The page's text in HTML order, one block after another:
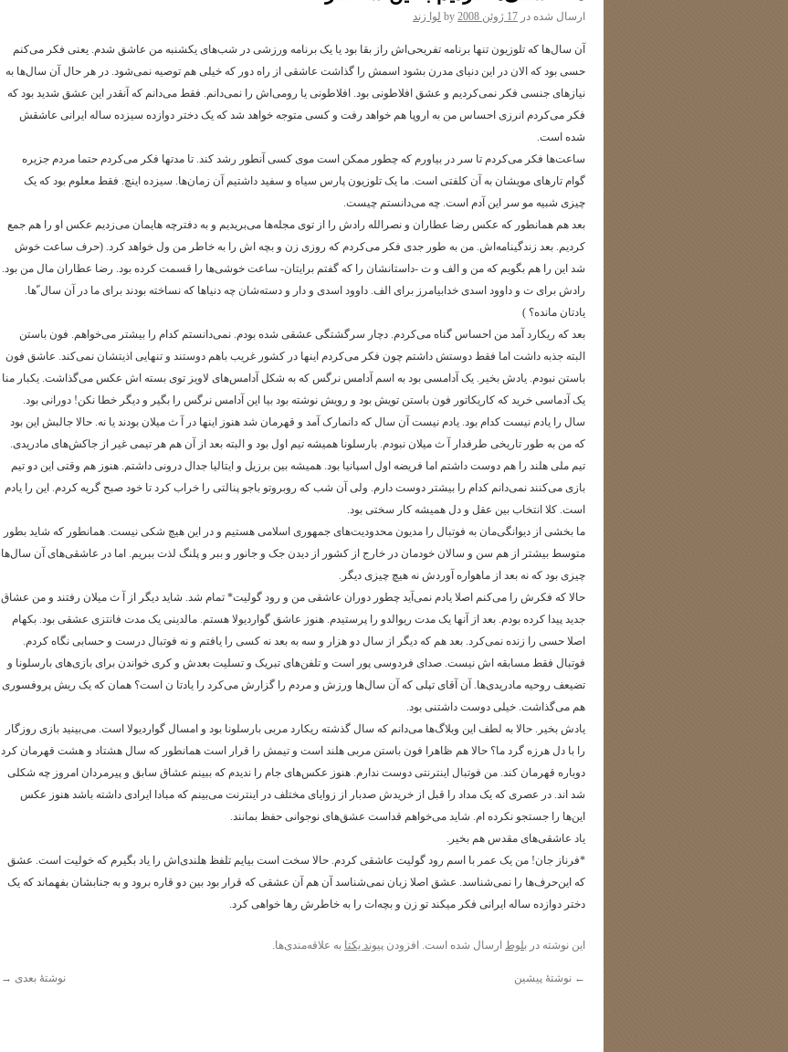
ارسال شده در 17 ژوئن 2008 by لوا زند
آن سال‌ها که تلوزیون تنها برنامه تفریحی‌اش راز بقا بود یا یک برنامه ورزشی در شب‌های یکشنبه من عاشق شدم. یعنی فکر می‌کنم
حسی بود که الان در این دنیای مدرن بشود اسمش را گذاشت عاشقی از راه دور که خیلی هم توصیه نمی‌شود. در هر حال آن سال‌ها به
نیازهای جنسی فکر نمی‌کردیم و عشق افلاطونی بود. افلاطونی یا رومی‌اش را نمی‌دانم. فقط می‌دانم که آنقدر این عشق شدید بود که
فکر می‌کردم انرزی احساس من به اروپا هم خواهد رفت و کسی متوجه خواهد شد که یک دختر دوازده سیزده ساله ایرانی عاشقش
شده است.
ساعت‌ها فکر می‌کردم تا سر در بیاورم که چطور ممکن است موی کسی آنطور رشد کند. تا مدتها فکر می‌کردم حتما مردم جزیره
گوام تارهای مویشان به آن کلفتی است. ما یک تلوزیون پارس سیاه و سفید داشتیم آن زمان‌ها. سیزده اینچ. فقط معلوم بود که یک
چیزی شبیه مو سر این آدم است. چه می‌دانستم چیست.
بعد هم همانطور که عکس رضا عطاران و نصرالله رادش را از توی مجله‌ها می‌بریدیم و به دفترچه هایمان می‌زدیم عکس او را هم جمع
کردیم. بعد زندگینامه‌اش. من به طور جدی فکر می‌کردم که روزی زن و بچه اش را به خاطر من ول خواهد کرد. (‌حرف ساعت خوش
شد این را هم بگویم که من و الف و ت -داستانشان را که گفتم برایتان- ساعت خوشی‌ها را قسمت کرده بود. رضا عطاران مال من بود.
رادش برای ت و داوود اسدی خدابیامرز برای الف. داوود اسدی و دار و دسته‌شان چه دنیاها که نساخته بودند برای ما در آن سال‌ ّها.
یادتان مانده؟ )
بعد که ریکارد آمد من احساس گناه می‌کردم. دچار سرگشتگی عشقی شده بودم. نمی‌دانستم کدام را بیشتر می‌خواهم. فون باستن
البته جذبه داشت اما فقط دوستش داشتم چون فکر می‌کردم اینها در کشور غریب باهم دوستند و تنهایی اذیتشان نمی‌کند. عاشق فون
باستن نبودم. یادش بخیر. یک آدامسی بود به اسم آدامس نرگس که به شکل آدامس‌های لاویز توی بسته اش عکس می‌گذاشت. یکبار منا
یک آدماسی خرید که کاریکاتور فون باستن تویش بود و رویش نوشته بود بیا این آدامس نرگس را بگیر و دیگر خطا نکن!‌ دورانی بود.
سال را یادم نیست کدام بود. یادم نیست آن سال که دانمارک آمد و قهرمان شد هنوز اینها در آ ث میلان بودند یا نه. حالا جالبش این بود
که من به طور تاریخی طرفدار آ ث میلان نبودم. بارسلونا همیشه تیم اول بود و البته بعد از آن هم هر تیمی غیر از جاکش‌های مادریدی.
تیم ملی هلند را هم دوست داشتم اما فریضه اول اسپانیا بود. همیشه بین برزیل و ایتالیا جدال درونی داشتم. هنوز هم وقتی این دو تیم
بازی می‌کنند نمی‌دانم کدام را بیشتر دوست دارم. ولی آن شب که روبروتو باجو پنالتی را خراب کرد تا خود صبح گریه کردم. این را یادم
است. کلا انتخاب بین عقل و دل همیشه کار سختی بود.
ما بخشی از دیوانگی‌مان به فوتبال را مدیون محدودیت‌های جمهوری اسلامی هستیم و در این هیچ شکی نیست. همانطور که شاید بطور
متوسط بیشتر از هم سن و سالان خودمان در خارج از کشور از دیدن جک و جانور و ببر و پلنگ لذت ببریم. اما در عاشقی‌های آن سال‌ها
چیزی بود که نه بعد از ماهواره آوردش نه هیچ چیزی دیگر.
حالا که فکرش را می‌کنم اصلا یادم نمی‌آید چطور دوران عاشقی من و رود گولیت* تمام شد. شاید دیگر از آ ث میلان رفتند و من عشاق
جدید پیدا کرده بودم. بعد از آنها یک مدت ریوالدو را پرستیدم. هنوز عاشق گواردیولا هستم. مالدینی یک مدت فانتزی عشقی بود. بکهام
اصلا حسی را زنده نمی‌کرد. بعد هم که دیگر از سال دو هزار و سه به بعد نه کسی را یافتم و نه فوتبال درست و حسابی نگاه کردم.
فوتبال فقط مسابقه اش نیست. صدای فردوسی پور است و تلفن‌های تبریک و تسلیت بعدش و کری خواندن برای بازی‌های بارسلونا و
تضیعف روحیه مادریدی‌ها. آن آقای تپلی که آن سال‌ها ورزش و مردم را گزارش می‌کرد را یادتا ن است؟ همان که یک ریش پروفسوری
هم می‌گذاشت. خیلی دوست داشتنی بود.
یادش بخیر. حالا به لطف این وبلاگ‌ها می‌دانم که سال گذشته ریکارد مربی بارسلونا بود و امسال گواردیولا است. می‌بینید بازی روزگار
را با دل هرزه گرد ما؟ حالا هم ظاهرا فون باستن مربی هلند است و تیمش را قرار است همانطور که سال هشتاد و هشت قهرمان کرد
دوباره قهرمان کند. من فوتبال اینترنتی دوست ندارم. هنوز عکس‌های جام را ندیدم که ببینم عشاق سابق و پیرمردان امروز چه شکلی
شد اند. در عصری که یک مداد را قبل از خریدش صدبار از زوایای مختلف در اینترنت می‌بینم که مبادا ایرادی داشته باشد هنوز عکس
این‌ها را جستجو نکرده ام. شاید می‌خواهم قداست عشق‌های نوجوانی حفظ بمانند.
یاد عاشقی‌های مقدس هم بخیر.
*فرناز جان!‌ من یک عمر با اسم رود گولیت عاشقی کردم. حالا سخت است بیایم تلفظ هلندی‌اش را یاد بگیرم که خولیت است. عشق
که این‌حرف‌ها را نمی‌شناسد. عشق اصلا زبان نمی‌شناسد آن هم آن عشقی که قرار بود بین دو قاره برود و به جنابشان بفهماند که یک
دختر دوازده ساله ایرانی فکر میکند تو زن و بچه‌ات را به خاطرش رها خواهی کرد.
این نوشته در بلوط ارسال شده است. افزودن پیوند یکتا به علاقه‌مندی‌ها.
← نوشتهٔ پیشین نوشتهٔ بعدی →